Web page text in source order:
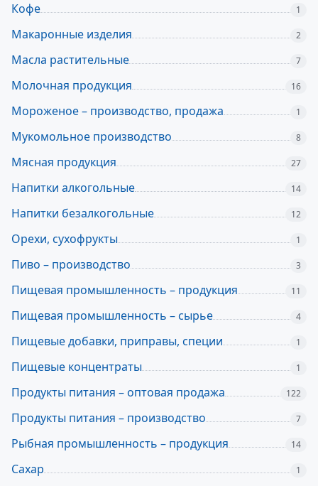
Кофе 1
Макаронные изделия 2
Масла растительные 7
Молочная продукция 16
Мороженое – производство, продажа 1
Мукомольное производство 8
Мясная продукция 27
Напитки алкогольные 14
Напитки безалкогольные 12
Орехи, сухофрукты 1
Пиво – производство 3
Пищевая промышленность – продукция 11
Пищевая промышленность – сырье 4
Пищевые добавки, приправы, специи 1
Пищевые концентраты 1
Продукты питания – оптовая продажа 122
Продукты питания – производство 7
Рыбная промышленность – продукция 14
Сахар 1